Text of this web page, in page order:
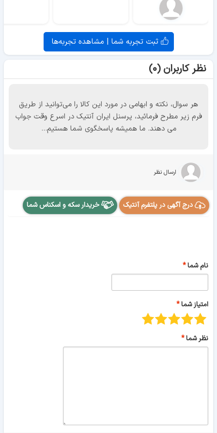
ثبت تجربه شما | مشاهده تجربه‌ها
نظر کاربران (۰)
هر سوال، نکته و ابهامی در مورد این کالا را می‌توانید از طریق
فرم زیر مطرح فرمائید، پرسنل ایران آنتیک در اسرع وقت جواب
می دهند. ما همیشه پاسخگوی شما هستیم...
ارسال نظر
درج آگهی در پلتفرم آنتیک خریدار سکه و اسکناس شما
نام شما
امتیاز شما
نظر شما